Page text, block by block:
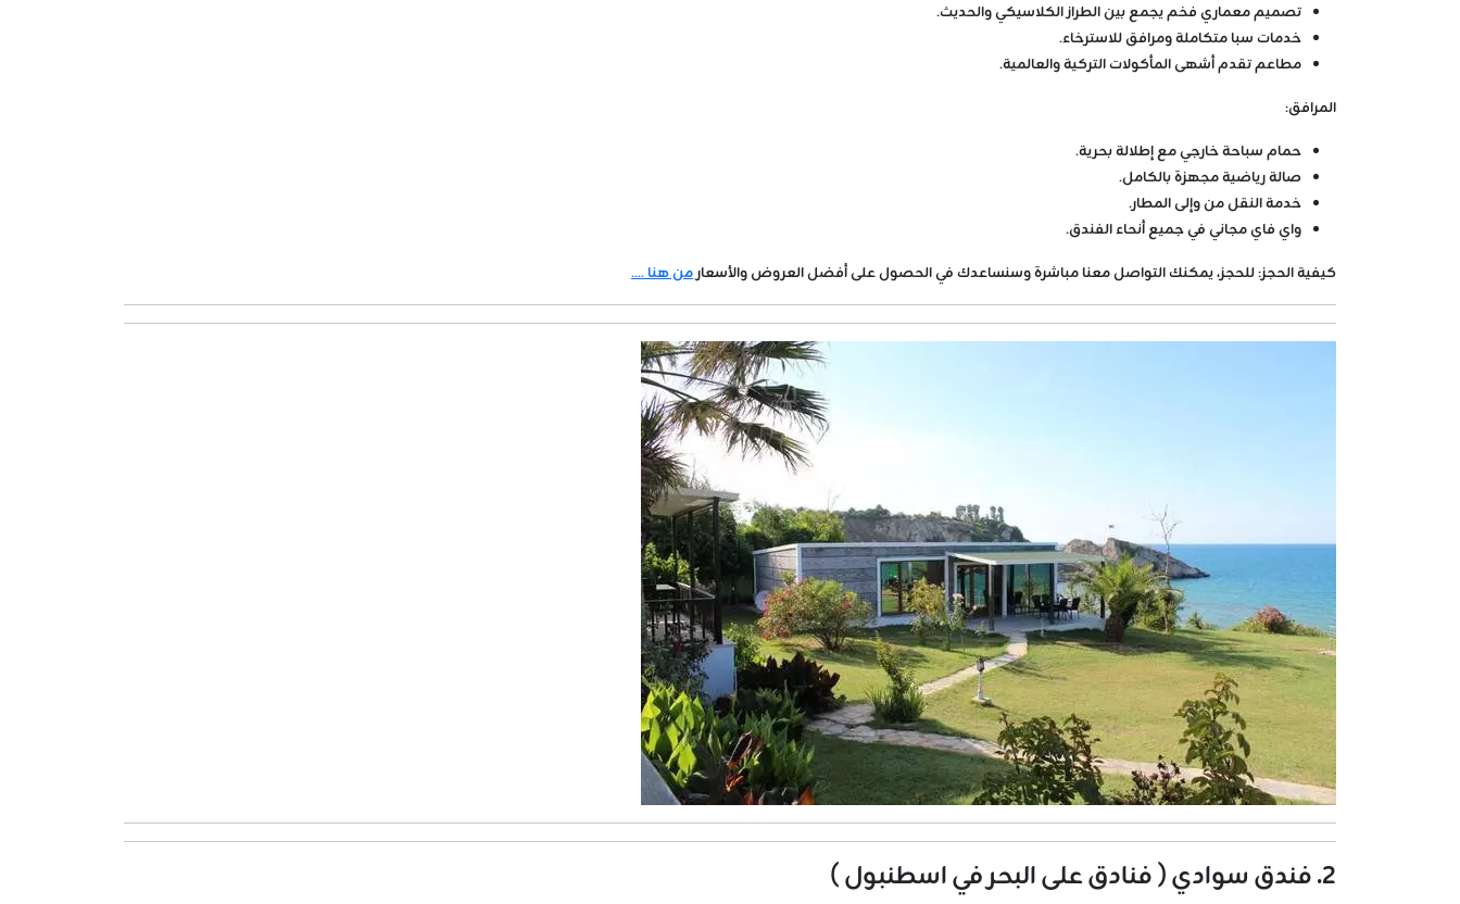
تصميم معماري فخم يجمع بين الطراز الكلاسيكي والحديث.
خدمات سبا متكاملة ومرافق للاسترخاء.
مطاعم تقدم أشهى المأكولات التركية والعالمية.
المرافق:
حمام سباحة خارجي مع إطلالة بحرية.
صالة رياضية مجهزة بالكامل.
خدمة النقل من وإلى المطار.
واي فاي مجاني في جميع أنحاء الفندق.
كيفية الحجز:للحجز، يمكنك التواصل معنا مباشرة وسنساعدك في الحصول على أفضل العروض والأسعارمن هنا ....
2. فندق سوادي ( فنادق على البحر في اسطنبول )